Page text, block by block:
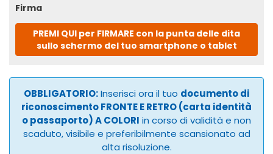
Firma
PREMI QUI per FIRMARE con la punta delle dita
sullo schermo del tuo smartphone o tablet
OBBLIGATORIO:Inserisci ora il tuo documento di
riconoscimento FRONTE E RETRO (carta identità
o passaporto) A COLORI in corso di validità e non
scaduto, visibile e preferibilmente scansionato ad
alta risoluzione.